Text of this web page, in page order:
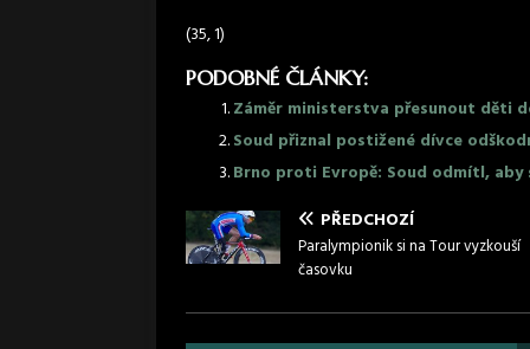
(35, 1)
PODOBNÉ ČLÁNKY:
Záměr ministerstva přesunout děti
Soud přiznal postižené dívce
Brno proti Evropě: Soud odmítl, aby
PŘEDCHOZÍ
Paralympionik si na Tour vyzkouší
časovku